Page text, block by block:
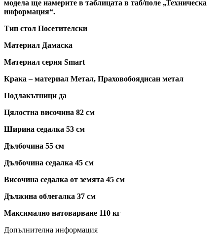
модела ще намерите в таблицата в таб/поле „Техническа
информация“.
Тип стол Посетителски
Материал Дамаска
Материал серия Smart
Крака – материал Метал, Праховобоядисан метал
Подлакътници да
Цялостна височина 82 см
Ширина седалка 53 см
Дълбочина 55 см
Дълбочина седалка 45 см
Височина седалка от земята 45 см
Дължина облегалка 37 см
Максимално натоварване 110 кг
Допълнителна информация